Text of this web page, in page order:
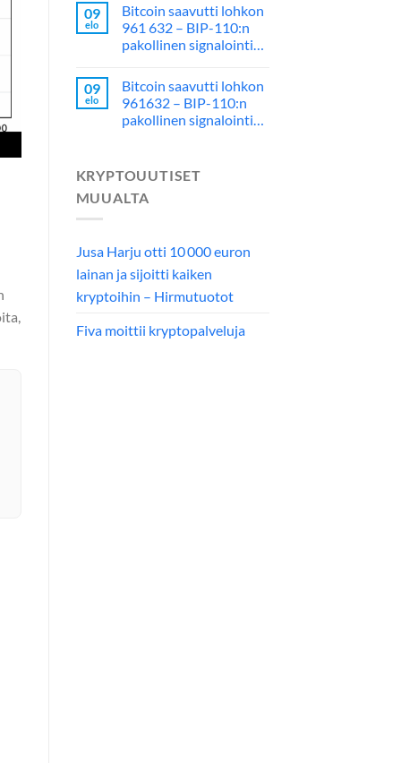
09
elo
Bitcoin saavutti lohkon
961 632 – BIP-110:n
pakollinen signalointi…
09
elo
Bitcoin saavutti lohkon
961632 – BIP-110:n
pakollinen signalointi…
KRYPTOUUTISET
MUUALTA
Jusa Harju otti 10 000 euron
lainan ja sijoitti kaiken
kryptoihin – Hirmutuotot
Fiva moittii kryptopalveluja